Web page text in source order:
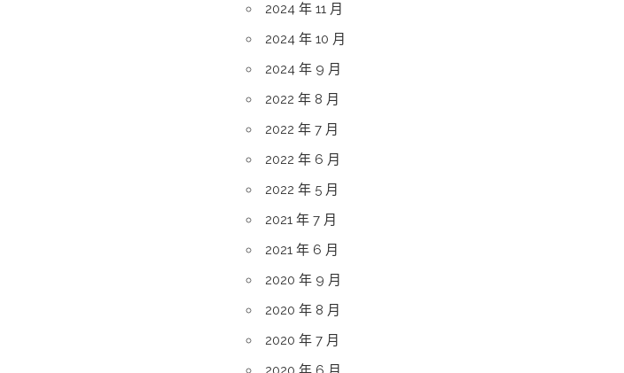
2024 年 11 月
2024 年 10 月
2024 年 9 月
2022 年 8 月
2022 年 7 月
2022 年 6 月
2022 年 5 月
2021 年 7 月
2021 年 6 月
2020 年 9 月
2020 年 8 月
2020 年 7 月